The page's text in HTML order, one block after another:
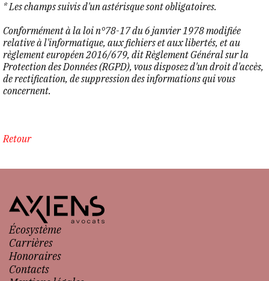
* Les champs suivis d'un astérisque sont obligatoires.
Conformément à la loi n°78-17 du 6 janvier 1978 modifiée
relative à l'informatique, aux fichiers et aux libertés, et au
règlement européen 2016/679, dit Règlement Général sur la
Protection des Données (RGPD), vous disposez d'un droit d'accès,
de rectification, de suppression des informations qui vous
concernent.
Retour
Écosystème
Carrières
Honoraires
Contacts